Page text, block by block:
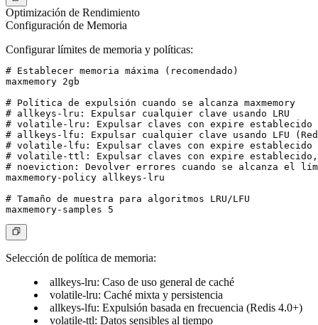
Optimización de Rendimiento
Configuración de Memoria
Configurar límites de memoria y políticas:
# Establecer memoria máxima (recomendado)
maxmemory 2gb
# Política de expulsión cuando se alcanza maxmemory
# allkeys-lru: Expulsar cualquier clave usando LRU
# volatile-lru: Expulsar claves con expire establecido
# allkeys-lfu: Expulsar cualquier clave usando LFU
# volatile-lfu: Expulsar claves con expire establecido
# volatile-ttl: Expulsar claves con expire establecido,
# noeviction: Devolver errores cuando se alcanza el
maxmemory-policy allkeys-lru
# Tamaño de muestra para algoritmos LRU/LFU
Selección de política de memoria:
allkeys-lru: Caso de uso general de caché
volatile-lru: Caché mixta y persistencia
allkeys-lfu: Expulsión basada en frecuencia (Redis 4.0+)
volatile-ttl: Datos sensibles al tiempo